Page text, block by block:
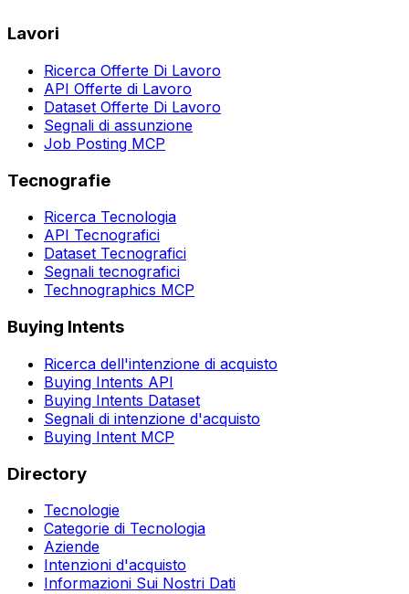
Lavori
Ricerca Offerte Di Lavoro
API Offerte di Lavoro
Dataset Offerte Di Lavoro
Segnali di assunzione
Job Posting MCP
Tecnografie
Ricerca Tecnologia
API Tecnografici
Dataset Tecnografici
Segnali tecnografici
Technographics MCP
Buying Intents
Ricerca dell'intenzione di acquisto
Buying Intents API
Buying Intents Dataset
Segnali di intenzione d'acquisto
Buying Intent MCP
Directory
Tecnologie
Categorie di Tecnologia
Aziende
Intenzioni d'acquisto
Informazioni Sui Nostri Dati